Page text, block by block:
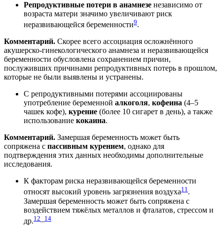
Репродуктивные потери в анамнезе независимо от
возраста матери значимо увеличивают риск
неразвивающейся беременности9.
Комментарий. Скорее всего ассоциация осложнённого
акушерско-гинекологического анамнеза и неразвивающейся
беременности обусловлена сохранением причин,
послуживших причинами репродуктивных потерь в прошлом,
которые не были выявлены и устранены.
С репродуктивными потерями ассоциированы
употребление беременной алкоголя, кофеина (4–5
чашек кофе), курение (более 10 сигарет в день), а также
использование кокаина.
Комментарий. Замершая беременность может быть
сопряжена с пассивным курением, однако для
подтверждения этих данных необходимы дополнительные
исследования.
К факторам риска неразвивающейся беременности
относят высокий уровень загрязнения воздуха11.
Замершая беременность может быть сопряжена с
воздействием тяжёлых металлов и фталатов, стрессом и
др.12–14